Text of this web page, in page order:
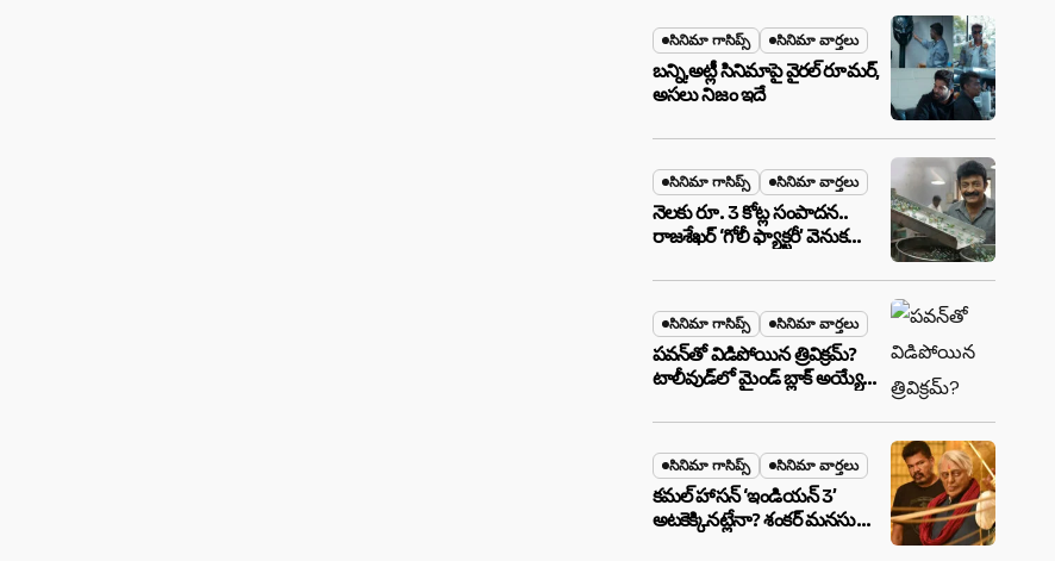
సినిమా గాసిప్స్ సినిమా వార్తలు
బన్ని,అట్లీ సినిమాపై వైరల్ రూమర్,
అసలు నిజం ఇదే
సినిమా గాసిప్స్ సినిమా వార్తలు
నెలకు రూ. 3 కోట్ల సంపాదన..
రాజశేఖర్ ‘గోలీ ఫ్యాక్టరీ’ వెనుక
సినిమా గాసిప్స్ సినిమా వార్తలు
పవన్‌తో విడిపోయిన త్రివిక్రమ్?
టాలీవుడ్‌లో మైండ్ బ్లాక్ అయ్యే
సినిమా గాసిప్స్ సినిమా వార్తలు
కమల్ హాసన్ ‘ఇండియన్ 3’
అటకెక్కినట్లేనా? శంకర్ మనసులో